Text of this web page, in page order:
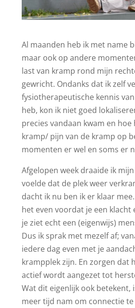
Al maanden heb ik met name
maar ook op andere
last van kramp rond mijn
gewricht. Ondanks dat ik zelf
fysiotherapeutische kennis
heb, kon ik niet goed
precies vandaan kwam en
kramp/ pijn van de kramp op
momenten er wel en soms er
Afgelopen week draaide ik
voelde dat de plek weer
dacht ik nu ben ik er klaar
het even voordat je een
je ziet echt een (eigenwijs)
Dus ik sprak met mezelf af;
iedere dag even met je
krampplek zijn. En zorgen dat
actief wordt aangezet tot
Wat dit eigenlijk ook betekent,
meer tijd nam om connectie